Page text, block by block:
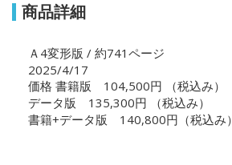
商品詳細
Ａ4変形版 / 約741ページ
2025/4/17
価格 書籍版 104,500円 （税込み）
データ版 135,300円 （税込み）
書籍+データ版 140,800円（税込み）